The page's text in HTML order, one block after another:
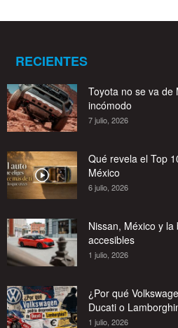
RECIENTES
Toyota no se va de
incómodo
7 julio, 2026
Qué revela el Top
México
6 julio, 2026
Nissan, México y
accesibles
1 julio, 2026
¿Por qué
Ducati o
1 julio, 2026